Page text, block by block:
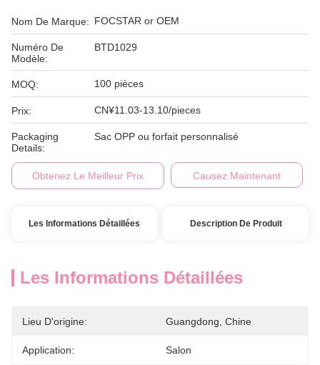
Nom De Marque: FOCSTAR or OEM
Numéro De
Modèle:
BTD1029
MOQ: 100 pièces
Prix: CN¥11.03-13.10/pieces
Packaging
Details:
Sac OPP ou forfait personnalisé
Obtenez Le Meilleur Prix Causez Maintenant
Les Informations Détaillées Description De Produit
Les Informations Détaillées
Lieu D'origine: Guangdong, Chine
Application: Salon